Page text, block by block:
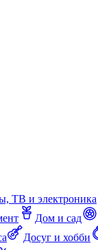
ТВ и электроника
Дом и сад
Досуг и хобби